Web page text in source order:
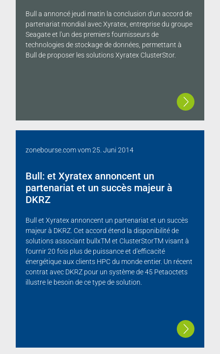
Bull a annoncé jeudi matin la conclusion d'un accord de
partenariat mondial avec Xyratex, entreprise du groupe
Seagate et l'un des premiers fournisseurs de
technologies de stockage de données, permettant à
Bull de proposer les solutions Xyratex ClusterStor.
zonebourse.comvom25. Juni 2014
Bull: et Xyratex annoncent un
partenariat et un succès majeur à
DKRZ
Bull et Xyratex annoncent un partenariat et un succès
majeur à DKRZ. Cet accord étend la disponibilité de
solutions associant bullxTM et ClusterStorTM visant à
fournir 20 fois plus de puissance et d'efficacité
énergétique aux clients HPC du monde entier. Un récent
contrat avec DKRZ pour un système de 45 Petaoctets
illustre le besoin de ce type de solution.